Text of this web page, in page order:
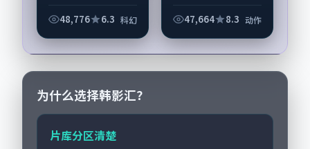
幻张力，全智贤、裴
丰富。影片拍摄及后
期主要在韩国完成制
作协同，2021-...
48,776 6.3 科幻 47,664 8.3 动作
为什么选择韩影汇？
片库分区清楚